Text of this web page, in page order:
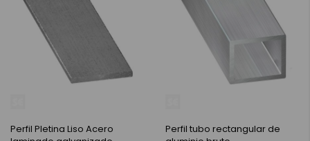
Perfil Pletina Liso Acero
Perfil tubo rectangular de